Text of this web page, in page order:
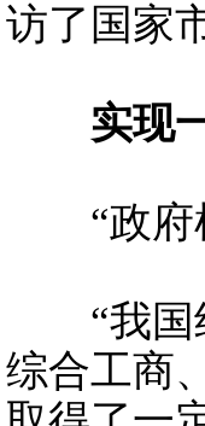
访了国家
实现
“政府机
“我国约
综合工商